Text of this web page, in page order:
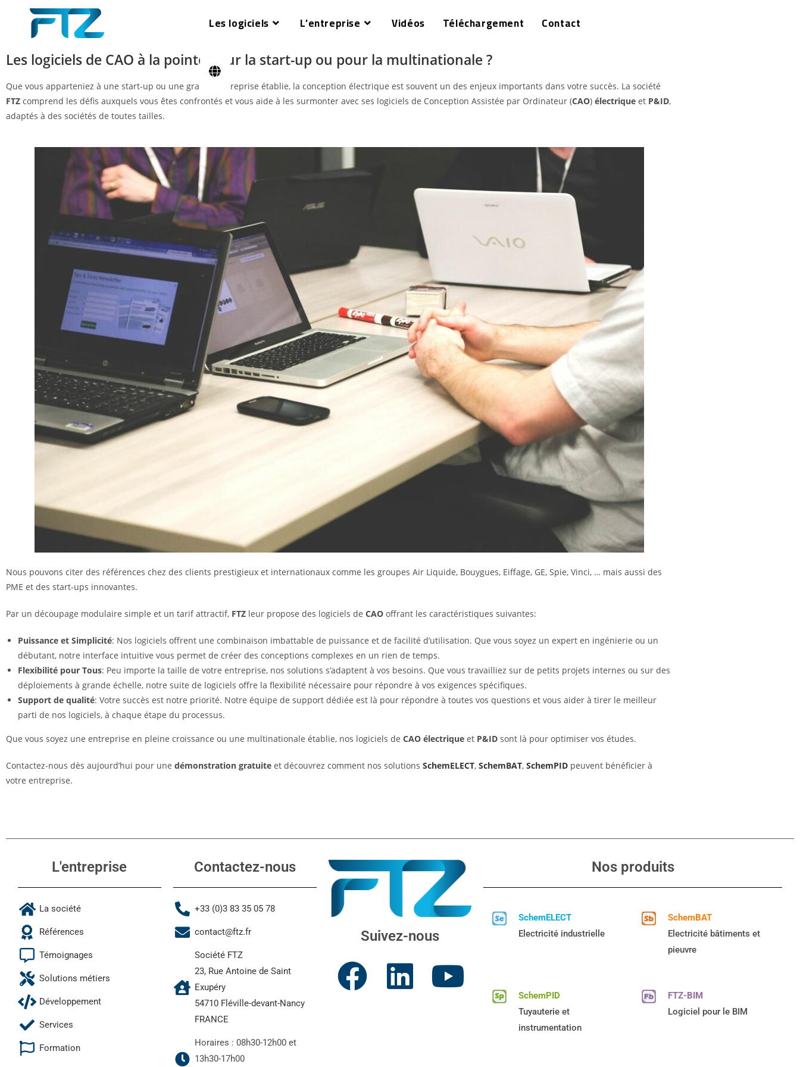
Les logiciels L’entreprise Vidéos Téléchargement
Contact
Les logiciels de CAO à la pointe pour la start-up ou pour la multinationale ?
Que vous apparteniez à une start-up ou une grande entreprise établie, la conception électrique est souvent un des enjeux importants dans votre succès. La société
FTZ comprend les défis auxquels vous êtes confrontés et vous aide à les surmonter avec ses logiciels de Conception Assistée par Ordinateur (CAO) électrique et P&ID,
adaptés à des sociétés de toutes tailles.
Nous pouvons citer des références chez des clients prestigieux et internationaux comme les groupes Air Liquide, Bouygues, Eiffage, GE, Spie, Vinci, … mais aussi des
PME et des start-ups innovantes.
Par un découpage modulaire simple et un tarif attractif, FTZ leur propose des logiciels de CAO offrant les caractéristiques suivantes:
Puissance et Simplicité: Nos logiciels offrent une combinaison imbattable de puissance et de facilité d’utilisation. Que vous soyez un expert en ingénierie ou un
débutant, notre interface intuitive vous permet de créer des conceptions complexes en un rien de temps.
Flexibilité pour Tous: Peu importe la taille de votre entreprise, nos solutions s’adaptent à vos besoins. Que vous travailliez sur de petits projets internes ou sur des
déploiements à grande échelle, notre suite de logiciels offre la flexibilité nécessaire pour répondre à vos exigences spécifiques.
Support de qualité: Votre succès est notre priorité. Notre équipe de support dédiée est là pour répondre à toutes vos questions et vous aider à tirer le meilleur
parti de nos logiciels, à chaque étape du processus.
Que vous soyez une entreprise en pleine croissance ou une multinationale établie, nos logiciels de CAO électrique et P&ID sont là pour optimiser vos études.
Contactez-nous dès aujourd’hui pour une démonstration gratuite et découvrez comment nos solutions SchemELECT, SchemBAT, SchemPID peuvent bénéficier à
votre entreprise.
L'entreprise
La société
Références
Témoignages
Solutions métiers
Développement
Services
Formation
Contactez-nous
+33 (0)3 83 35 05 78
contact@ftz.fr
Société FTZ
23, Rue Antoine de Saint
Exupéry
54710 Fléville-devant-Nancy
FRANCE
Horaires : 08h30-12h00 et
13h30-17h00
Suivez-nous
Nos produits
SchemELECT
Electricité industrielle
SchemBAT
Electricité bâtiments et
pieuvre
SchemPID
Tuyauterie et
instrumentation
FTZ-BIM
Logiciel pour le BIM